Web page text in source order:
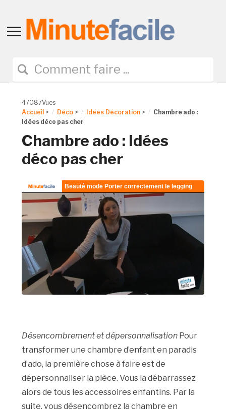
Toggle
navigation
47087Vues
Accueil > Déco > Idées Décoration >
Chambre ado :
Idées déco pas cher
Chambre ado : Idées
déco pas cher
Désencombrement et dépersonnalisation Pour
transformer une chambre d’enfant en paradis
d’ado, la première chose à faire est de
dépersonnaliser la pièce. Vous la débarrassez
alors de tous les accessoires enfantins. Par la
suite, vous désencombrez la chambre en